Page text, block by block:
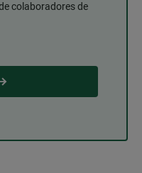
colaboradores de